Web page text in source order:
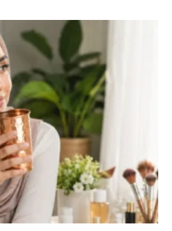
kasih, belum puas
kamu…